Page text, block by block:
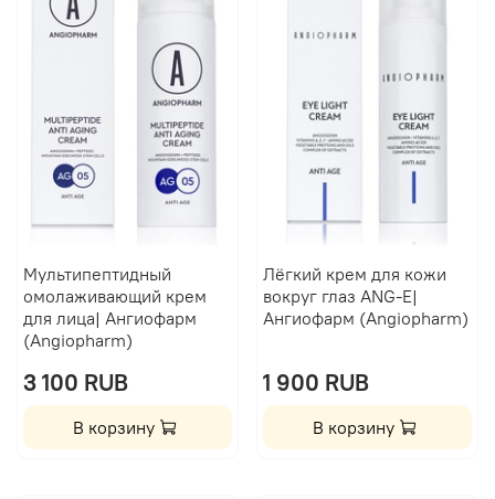
Мультипептидный
омолаживающий крем
для лица| Ангиофарм
(Angiopharm)
3 100 RUB
В корзину
Лёгкий крем для кожи
вокруг глаз ANG-E|
Ангиофарм (Angiopharm)
1 900 RUB
В корзину